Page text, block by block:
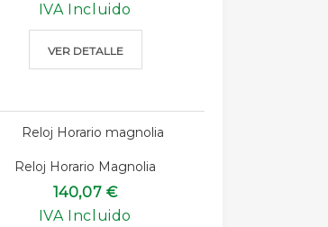
IVA Incluido
VER DETALLE
Reloj Horario Magnolia
140,07 €
IVA Incluido